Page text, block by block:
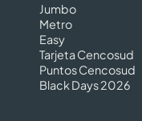
Jumbo
Metro
Easy
Tarjeta Cencosud
Puntos Cencosud
Black Days 2026